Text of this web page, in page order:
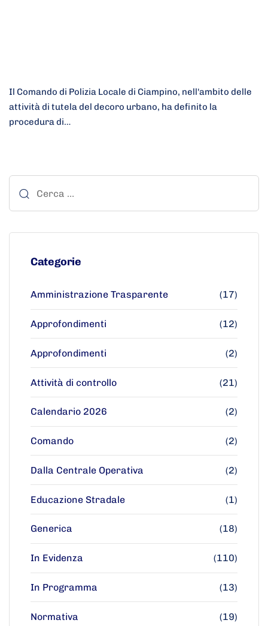
Il Comando di Polizia Locale di Ciampino​, nell'ambito delle
attività di tutela del decoro urbano, ha definito la
procedura di…
Categorie
Amministrazione Trasparente (17)
Approfondimenti (12)
Approfondimenti (2)
Attività di controllo (21)
Calendario 2026 (2)
Comando (2)
Dalla Centrale Operativa (2)
Educazione Stradale (1)
Generica (18)
In Evidenza (110)
In Programma (13)
Normativa (19)